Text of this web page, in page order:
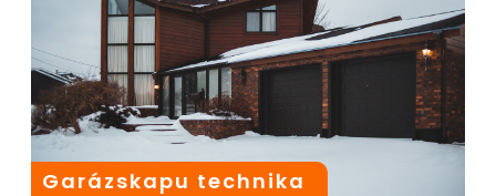
Garázskapu technika